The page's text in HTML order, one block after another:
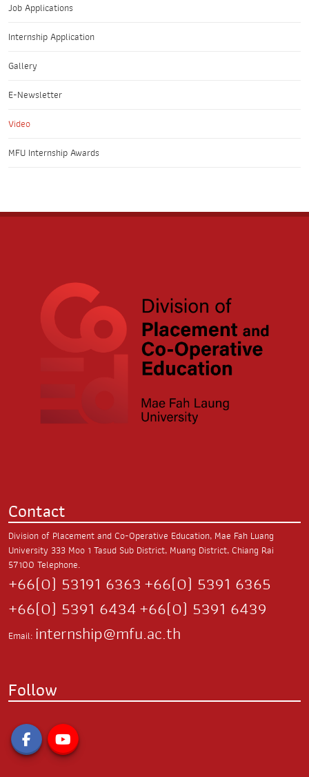
Job Applications
Internship Application
Gallery
E-Newsletter
Video
MFU Internship Awards
Contact
Division of Placement and Co-Operative Education, Mae Fah Luang
University 333 Moo 1 Tasud Sub District, Muang District, Chiang Rai
57100 Telephone.
+66(0) 53191 6363+66(0) 5391 6365
+66(0) 5391 6434+66(0) 5391 6439
Email: internship@mfu.ac.th
Follow